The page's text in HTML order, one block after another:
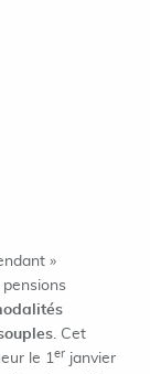
»
. Cet
le 1er janvier